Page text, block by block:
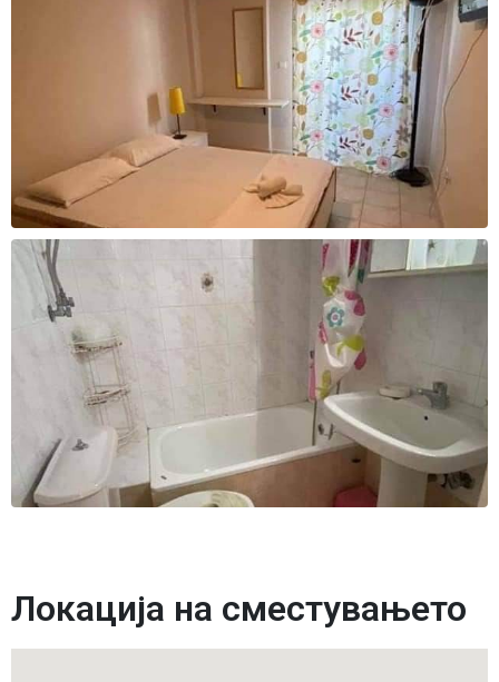
Локација на сместувањето